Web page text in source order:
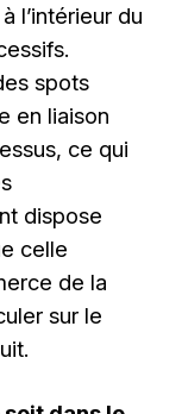
l’intérieur du
spots
en liaison
ce qui
dispose
celle
de la
sur le